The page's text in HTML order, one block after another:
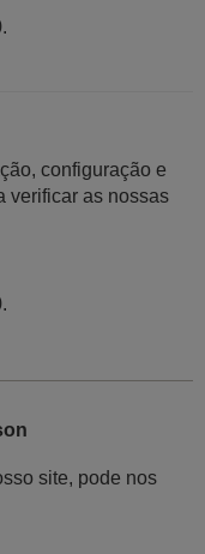
configuração e
verificar as nossas
site, pode nos